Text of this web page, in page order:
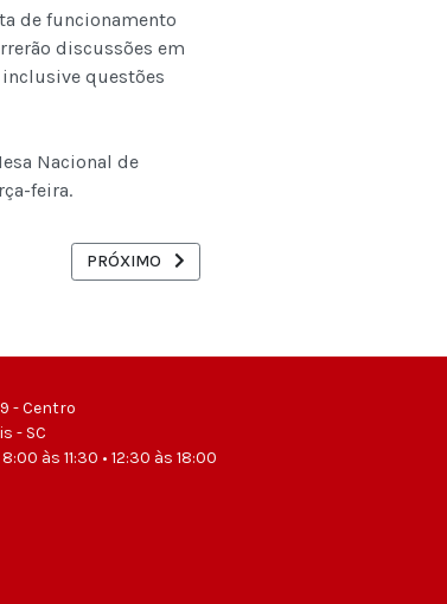
de funcionamento
discussões em
questões
Nacional de
feira.
MILITARES EM CARGOS DE CONFIANÇA
PRÓXIMO ARTIGO: GOVERNO FALA EM 9% DE
PRÓXIMO
- Centro
- SC
às 11:30 • 12:30 às 18:00